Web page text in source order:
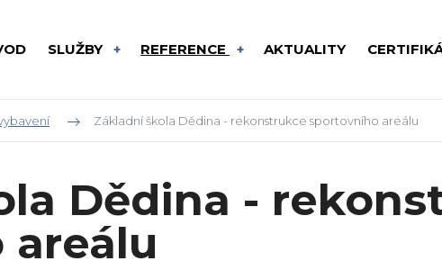
SLUŽBY REFERENCE AKTUALITY
Základní škola Dědina - rekonstrukce sportovního areálu
Dědina -